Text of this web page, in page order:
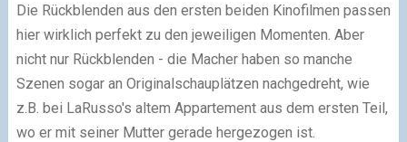
Die Rückblenden aus den ersten beiden Kinofilmen passen
hier wirklich perfekt zu den jeweiligen Momenten. Aber
nicht nur Rückblenden - die Macher haben so manche
Szenen sogar an Originalschauplätzen nachgedreht, wie
z.B. bei LaRusso's altem Appartement aus dem ersten Teil,
wo er mit seiner Mutter gerade hergezogen ist.